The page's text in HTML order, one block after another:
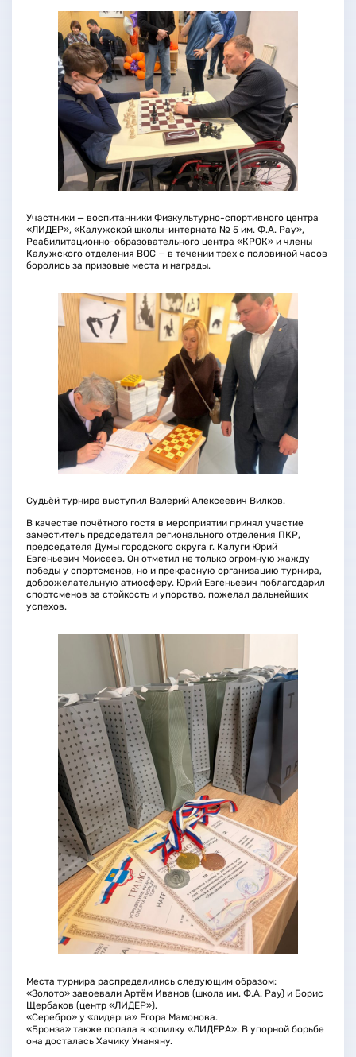
Участники — воспитанники Физкультурно-спортивного центра
«ЛИДЕР», «Калужской школы-интерната № 5 им. Ф.А. Рау»,
Реабилитационно-образовательного центра «КРОК» и члены
Калужского отделения ВОС — в течении трех с половиной часов
боролись за призовые места и награды.
Судьёй турнира выступил Валерий Алексеевич Вилков.
В качестве почётного гостя в мероприятии принял участие
заместитель председателя регионального отделения ПКР,
председателя Думы городского округа г. Калуги Юрий
Евгеньевич Моисеев. Он отметил не только огромную жажду
победы у спортсменов, но и прекрасную организацию турнира,
доброжелательную атмосферу. Юрий Евгеньевич поблагодарил
спортсменов за стойкость и упорство, пожелал дальнейших
успехов.
Места турнира распределились следующим образом:
«Золото» завоевали Артём Иванов (школа им. Ф.А. Рау) и Борис
Щербаков (центр «ЛИДЕР»).
«Серебро» у «лидерца» Егора Мамонова.
«Бронза» также попала в копилку «ЛИДЕРА». В упорной борьбе
она досталась Хачику Унаняну.